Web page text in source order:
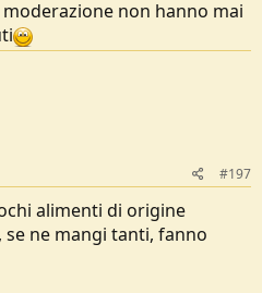
non hanno mai
#197
alimenti di origine
ne mangi tanti, fanno